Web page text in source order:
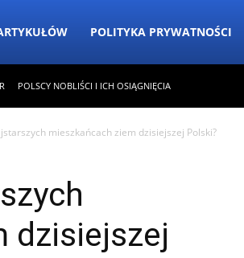
POLITYKA PRYWATNOŚCI
POLSCY NOBLIŚCI I ICH OSIĄGNIĘCIA
mieszkańcach ziem dzisiejszej Polski?
dzisiejszej